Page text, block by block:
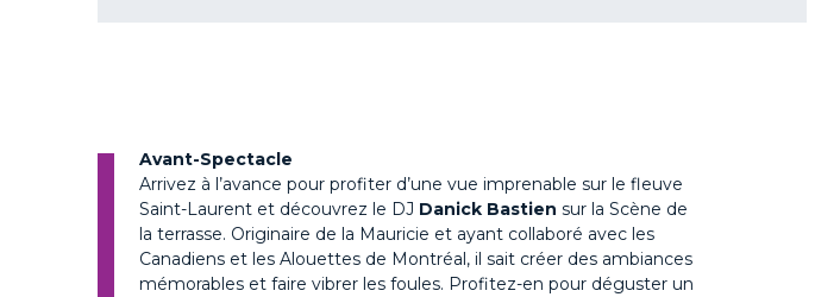
Avant-Spectacle
Arrivez à l’avance pour profiter d’une vue imprenable sur le fleuve
Saint-Laurent et découvrez le DJ Danick Bastiensur la Scène de
la terrasse. Originaire de la Mauricie et ayant collaboré avec les
Canadiens et les Alouettes de Montréal, il sait créer des ambiances
mémorables et faire vibrer les foules. Profitez-en pour déguster un